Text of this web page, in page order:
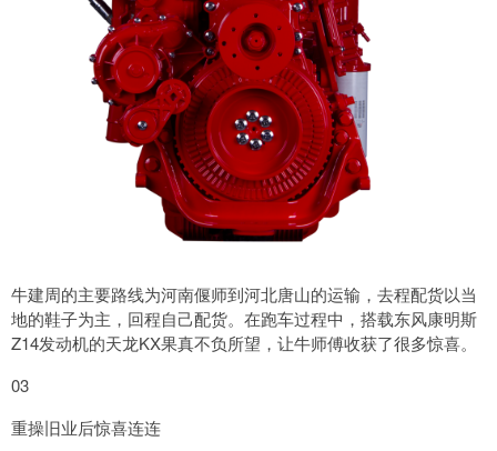
牛建周的主要路线为河南偃师到河北唐山的运输，去程配货以当
地的鞋子为主，回程自己配货。在跑车过程中，搭载东风康明斯
Z14发动机的天龙KX果真不负所望，让牛师傅收获了很多惊喜。
03
重操旧业后惊喜连连